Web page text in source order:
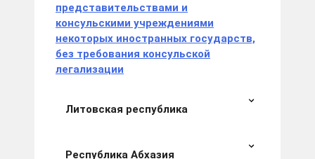
представительствами и
консульскими учреждениями
некоторых иностранных государств,
без требования консульской
легализации
Литовская республика
Республика Абхазия